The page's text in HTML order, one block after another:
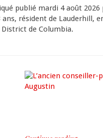
publié mardi 4 août
ans, résident de Lauderhill,
de Columbia.